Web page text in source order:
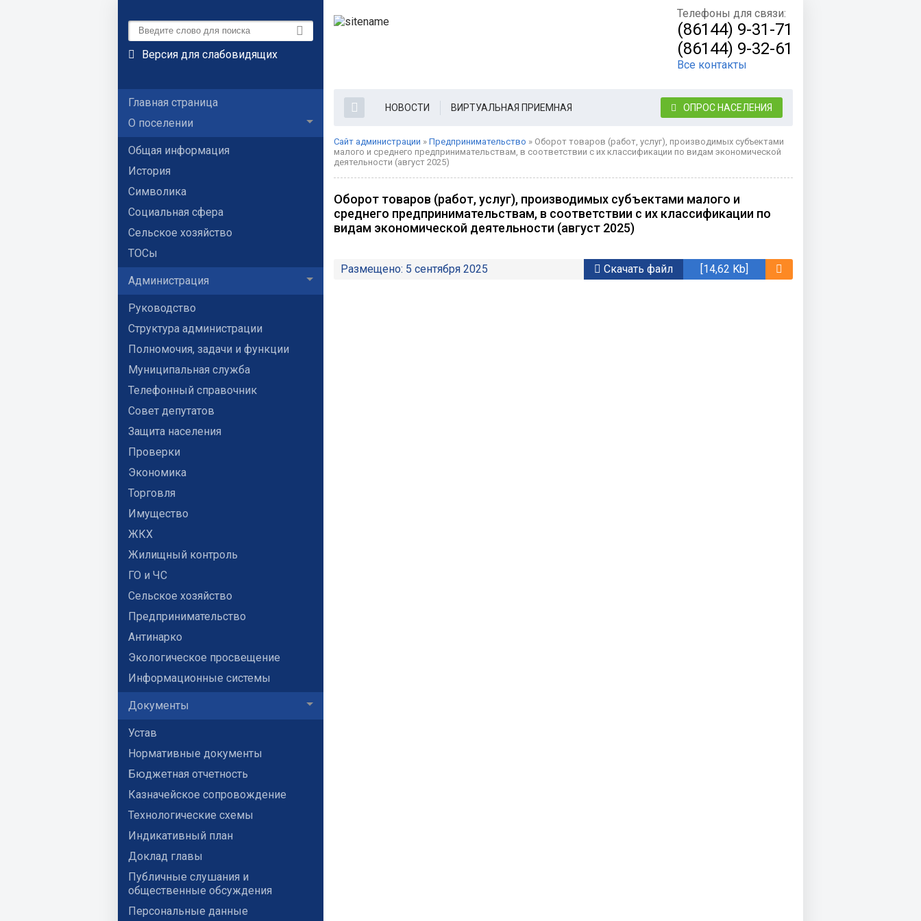
Версия для слабовидящих
Телефоны для связи:
(86144) 9-31-71
(86144) 9-32-61
Все контакты
Главная страница
О поселении
Общая информация
История
Символика
Социальная сфера
Сельское хозяйство
ТОСы
Администрация
Руководство
Структура администрации
Полномочия, задачи и функции
Муниципальная служба
Телефонный справочник
Совет депутатов
Защита населения
Проверки
Экономика
Торговля
Имущество
ЖКХ
Жилищный контроль
ГО и ЧС
Сельское хозяйство
Предпринимательство
Антинарко
Экологическое просвещение
Информационные системы
Документы
Устав
Нормативные документы
Бюджетная отчетность
Казначейское сопровождение
Технологические схемы
Индикативный план
Доклад главы
Публичные слушания и
общественные обсуждения
Персональные данные
НОВОСТИ ВИРТУАЛЬНАЯ ПРИЕМНАЯ ОПРОС НАСЕЛЕНИЯ
Сайт администрации » Предпринимательство » Оборот товаров (работ, услуг), производимых субъектами
малого и среднего предпринимательствам, в соответствии с их классификации по видам экономической
деятельности (август 2025)
Оборот товаров (работ, услуг), производимых субъектами малого и
среднего предпринимательствам, в соответствии с их классификации по
видам экономической деятельности (август 2025)
Размещено: 5 сентября 2025 Скачать файл [14,62 Kb]